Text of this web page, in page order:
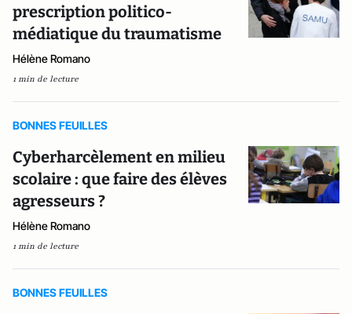
prescription politico-
médiatique du traumatisme
Hélène Romano
1 min de lecture
BONNES FEUILLES
Cyberharcèlement en milieu
scolaire : que faire des élèves
agresseurs ?
Hélène Romano
1 min de lecture
BONNES FEUILLES